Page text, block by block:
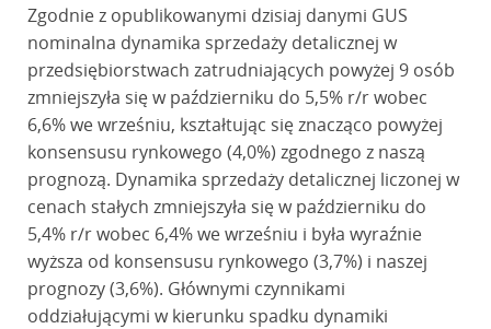
Zgodnie z opublikowanymi dzisiaj danymi GUS
nominalna dynamika sprzedaży detalicznej w
przedsiębiorstwach zatrudniających powyżej 9 osób
zmniejszyła się w październiku do 5,5% r/r wobec
6,6% we wrześniu, kształtując się znacząco powyżej
konsensusu rynkowego (4,0%) zgodnego z naszą
prognozą. Dynamika sprzedaży detalicznej liczonej w
cenach stałych zmniejszyła się w październiku do
5,4% r/r wobec 6,4% we wrześniu i była wyraźnie
wyższa od konsensusu rynkowego (3,7%) i naszej
prognozy (3,6%). Głównymi czynnikami
oddziałującymi w kierunku spadku dynamiki